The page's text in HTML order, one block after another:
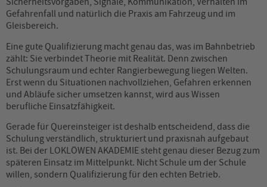
Gefahrenfall und natürlich die Praxis am Fahrzeug und im
Gleisbereich.
Eine gute Qualifizierung macht genau das, was im Bahnbetrieb
zählt: Sie verbindet Theorie mit Realität. Denn zwischen
Schulungsraum und echter Rangierbewegung liegen Welten.
Erst wenn du Situationen nachvollziehen, Gefahren erkennen
und Abläufe sicher umsetzen kannst, wird aus Wissen
berufliche Einsatzfähigkeit.
Gerade für Quereinsteiger ist deshalb entscheidend, dass die
Schulung verständlich, strukturiert und praxisnah aufgebaut
ist. Bei der LOKLÖWEN AKADEMIE steht genau dieser Bezug zum
späteren Einsatz im Mittelpunkt. Nicht Schule um der Schule
willen, sondern Qualifizierung für den echten Betrieb.